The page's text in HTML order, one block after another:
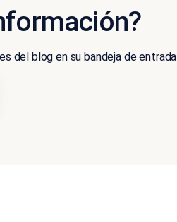
del blog en su bandeja de entrada